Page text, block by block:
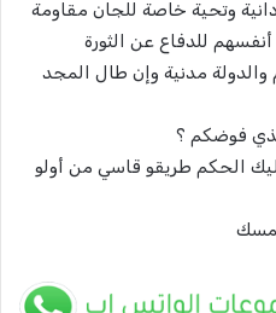
وتحية خاصة للجان مقاومة
للدفاع عن الثورة
والدولة مدنية وإن طال المجد
فوضكم ؟
الحكم طريقو قاسي من أولو